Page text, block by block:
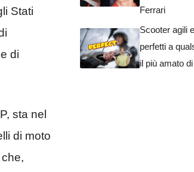
Stati
di
sta nel
di moto
Ferrari
Scooter agili
perfetti a
il più amato